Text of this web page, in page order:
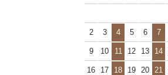
2 3 4 5 6 7
9 10 11 12 13 14
16 17 18 19 20 21